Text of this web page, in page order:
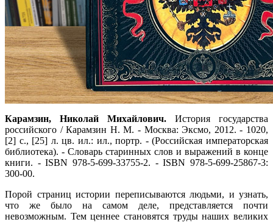
Карамзин, Николай Михайлович. История государства
российского / Карамзин Н. М. - Москва: Эксмо, 2012. - 1020,
[2] с., [25] л. цв. ил.: ил., портр. - (Российская императорская
библиотека). - Словарь старинных слов и выражений в конце
книги. - ISBN 978-5-699-33755-2. - ISBN 978-5-699-25867-3:
300-00.
Порой страниц истории переписываются людьми, и узнать,
что же было на самом деле, представляется почти
невозможным. Тем ценнее становятся труды наших великих